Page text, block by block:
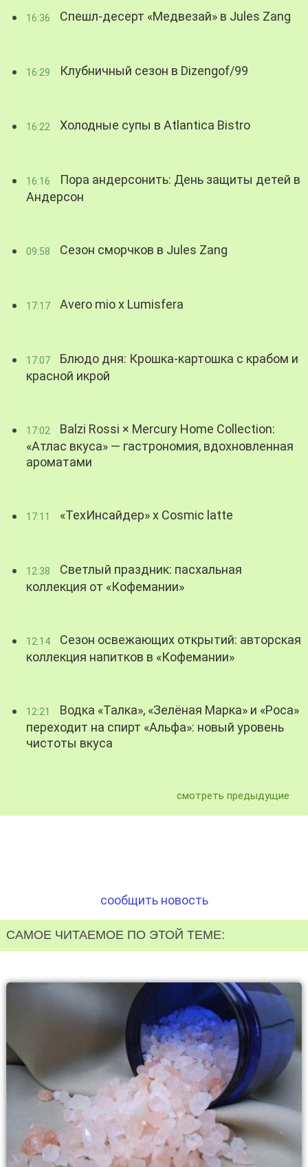
16:36 Спешл-десерт «Медвезай» в Jules Zang
16:29 Клубничный сезон в Dizengof/99
16:22 Холодные супы в Atlantica Bistro
16:16
Пора андерсонить: День защиты детей в
Андерсон
09:58 Сезон сморчков в Jules Zang
17:17 Avero mio x Lumisfera
17:07
Блюдо дня: Крошка-картошка с крабом и
красной икрой
17:02
Balzi Rossi × Mercury Home Collection:
«Атлас вкуса» — гастрономия, вдохновленная
ароматами
17:11 «ТехИнсайдер» х Cosmic latte
12:38
Светлый праздник: пасхальная
коллекция от «Кофемании»
12:14
Сезон освежающих открытий: авторская
коллекция напитков в «Кофемании»
12:21
Водка «Талка», «Зелёная Марка» и «Роса»
переходит на спирт «Альфа»: новый уровень
чистоты вкуса
смотреть предыдущие
сообщить новость
САМОЕ ЧИТАЕМОЕ ПО ЭТОЙ ТЕМЕ: